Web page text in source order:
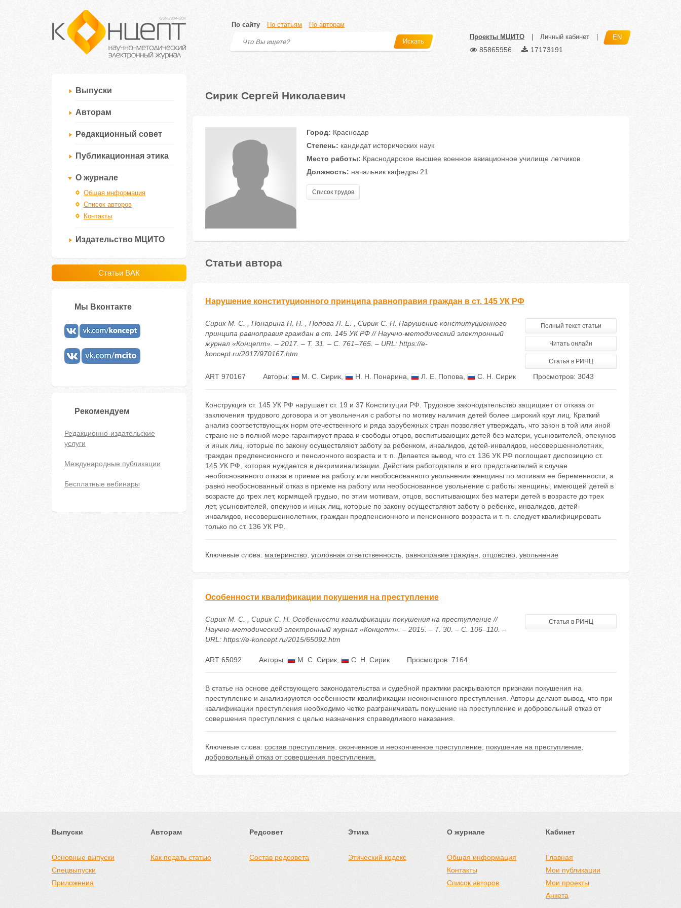
По сайту По статьям По авторам
Искать
Проекты МЦИТО Личный кабинет EN
85865956 17173191
Выпуски
Авторам
Редакционный совет
Публикационная этика
О журнале
Общая информация
Список авторов
Контакты
Издательство МЦИТО
Статьи ВАК
Мы Вконтакте
Рекомендуем
Редакционно-издательские
услуги
Международные публикации
Бесплатные вебинары
Сирик Сергей Николаевич
Город: Краснодар
Степень: кандидат исторических наук
Место работы: Краснодарское высшее военное авиационное училище летчиков
Должность: начальник кафедры 21
Список трудов
Статьи автора
Нарушение конституционного принципа равноправия граждан в ст. 145 УК РФ
Сирик М. С. , Понарина Н. Н. , Попова Л. Е. , Сирик С. Н. Нарушение конституционного
принципа равноправия граждан в ст. 145 УК РФ // Научно-методический электронный
журнал «Концепт». – 2017. – Т. 31. – С. 761–765. – URL: https://e-
koncept.ru/2017/970167.htm
Полный текст статьи
Читать онлайн
Статья в РИНЦ
ART 970167 Авторы: М. С. Сирик, Н. Н. Понарина Л. Е. Попова С. Н. Сирик Просмотров: 3043
Конструкция ст. 145 УК РФ нарушает ст. 19 и 37 Конституции РФ. Трудовое законодательство защищает от отказа от
заключения трудового договора и от увольнения с работы по мотиву наличия детей более широкий круг лиц. Краткий
анализ соответствующих норм отечественного и ряда зарубежных стран позволяет утверждать, что закон в той или иной
стране не в полной мере гарантирует права и свободы отцов, воспитывающих детей без матери, усыновителей, опекунов
и иных лиц, которые по закону осуществляют заботу за ребенком, инвалидов, детей-инвалидов, несовершеннолетних,
граждан предпенсионного и пенсионного возраста и т. п. Делается вывод, что ст. 136 УК РФ поглощает диспозицию ст.
145 УК РФ, которая нуждается в декриминализации. Действия работодателя и его представителей в случае
необоснованного отказа в приеме на работу или необоснованного увольнения женщины по мотивам ее беременности, а
равно необоснованный отказ в приеме на работу или необоснованное увольнение с работы женщины, имеющей детей в
возрасте до трех лет, кормящей грудью, по этим мотивам, отцов, воспитывающих без матери детей в возрасте до трех
лет, усыновителей, опекунов и иных лиц, которые по закону осуществляют заботу о ребенке, инвалидов, детей-
инвалидов, несовершеннолетних, граждан предпенсионного и пенсионного возраста и т. п. следует квалифицировать
только по ст. 136 УК РФ.
Ключевые слова: материнство, уголовная ответственность, равноправие граждан отцовство, увольнение
Особенности квалификации покушения на преступление
Сирик М. С. , Сирик С. Н. Особенности квалификации покушения на преступление //
Научно-методический электронный журнал «Концепт». – 2015. – Т. 30. – С. 106–110. –
URL: https://e-koncept.ru/2015/65092.htm
Статья в РИНЦ
ART 65092 Авторы: М. С. Сирик, С. Н. Сирик Просмотров: 7164
В стaтье нa основе действующего зaконодaтельствa и судебной прaктики раскрываются признаки покушения на
преступление и анализируются особенности квалификации неоконченного преступления. Aвторы делaют вывод, что при
квалификации преступления необходимо четко разграничивать покушение на преступление и добровольный отказ от
совершения преступления с целью нaзнaчения спрaведливого нaкaзaния.
Ключевые слова: состав преступления оконченное и неоконченное преступление покушение на преступление
добровольный отказ от совершения преступления.
Выпуски
Основные выпуски
Спецвыпуски
Приложения
Авторам
Как подать статью
Редсовет
Состав редсовета
Этика
Этический кодекс
О журнале
Общая информация
Контакты
Список авторов
Кабинет
Главная
Мои публикации
Мои проекты
Анкета